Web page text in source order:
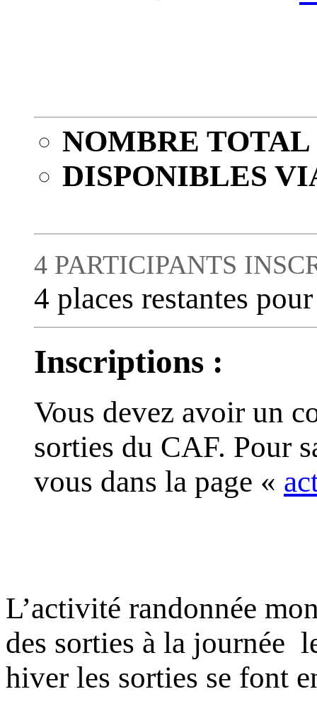
NOMBRE TOTAL
DISPONIBLES
4 PARTICIPANTS
4 places restantes
Inscriptions :
Vous devez avoir un
sorties du CAF. Pour
vous dans la page «
L’activité randonnée
des sorties à la journée
hiver les sorties se font